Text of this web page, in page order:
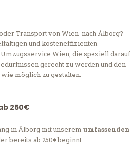
Transport von Wien nach Ålborg?
und kosteneffizienten
Wien, die speziell darauf
gerecht zu werden und den
möglich zu gestalten.
250€
in Ålborg mit unserem umfassenden
bereits ab 250€ beginnt.